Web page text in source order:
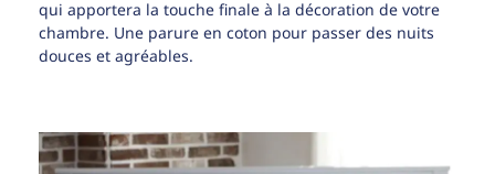
qui apportera la touche finale à la décoration de votre
chambre. Une parure en coton pour passer des nuits
douces et agréables.